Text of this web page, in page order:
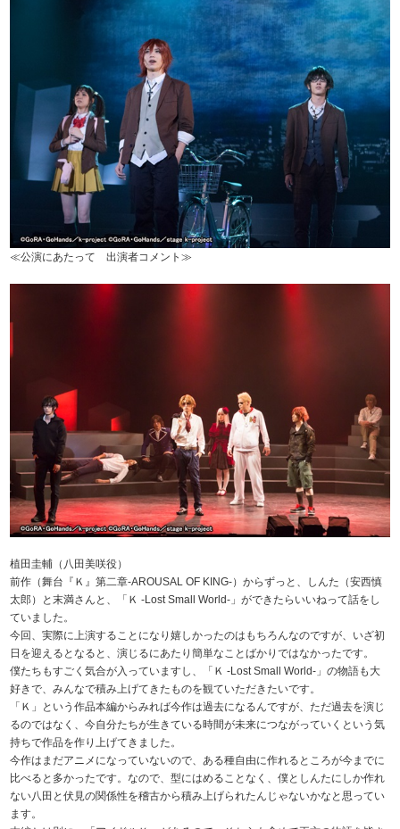
≪公演にあたって 出演者コメント≫
植田圭輔（八田美咲役）
前作（舞台『Ｋ』第二章-AROUSAL OF KING-）からずっと、しんた（安西慎
太郎）と末満さんと、「Ｋ -Lost Small World-」ができたらいいねって話をし
ていました。
今回、実際に上演することになり嬉しかったのはもちろんなのですが、いざ初
日を迎えるとなると、演じるにあたり簡単なことばかりではなかったです。
僕たちもすごく気合が入っていますし、「Ｋ -Lost Small World-」の物語も大
好きで、みんなで積み上げてきたものを観ていただきたいです。
「Ｋ」という作品本編からみれば今作は過去になるんですが、ただ過去を演じ
るのではなく、今自分たちが生きている時間が未来につながっていくという気
持ちで作品を作り上げてきました。
今作はまだアニメになっていないので、ある種自由に作れるところが今までに
比べると多かったです。なので、型にはめることなく、僕としんたにしか作れ
ない八田と伏見の関係性を稽古から積み上げられたんじゃないかなと思ってい
ます。